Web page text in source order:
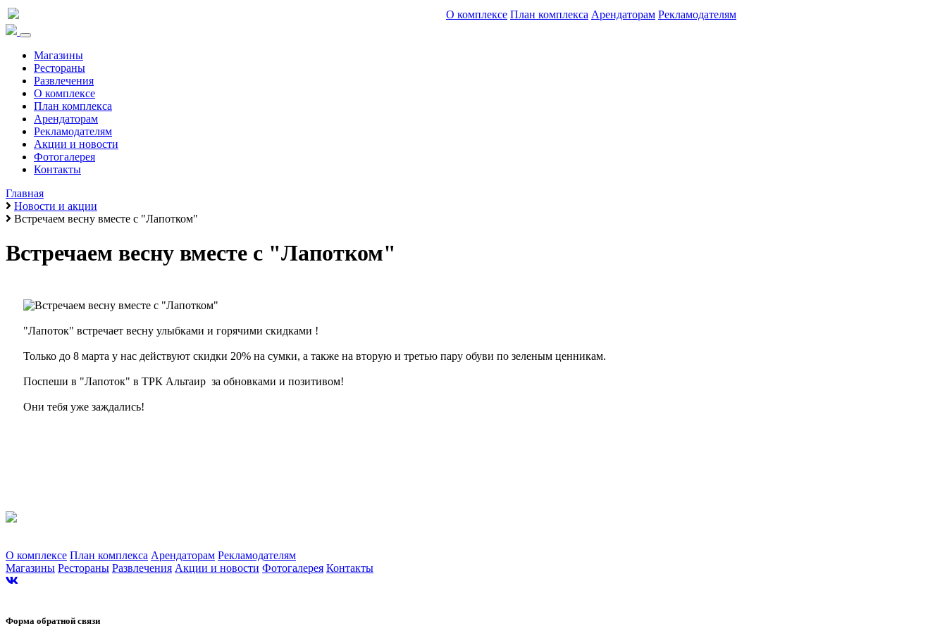
О комплексе План комплекса Арендаторам Рекламодателям
Магазины
Рестораны
Развлечения
О комплексе
План комплекса
Арендаторам
Рекламодателям
Акции и новости
Фотогалерея
Контакты
Главная
Новости и акции
Встречаем весну вместе с "Лапотком"
Встречаем весну вместе с "Лапотком"
"Лапоток" встречает весну улыбками и горячими скидками !
Только до 8 марта у нас действуют скидки 20% на сумки, а также на вторую и третью пару обуви по зеленым ценникам.
Поспеши в "Лапоток" в ТРК Альтаир за обновками и позитивом!
Они тебя уже заждались!
О комплексе План комплекса Арендаторам Рекламодателям
Магазины Рестораны Развлечения Акции и новости Фотогалерея Контакты
Форма обратной связи